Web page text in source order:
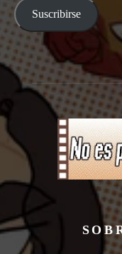
Suscribirse